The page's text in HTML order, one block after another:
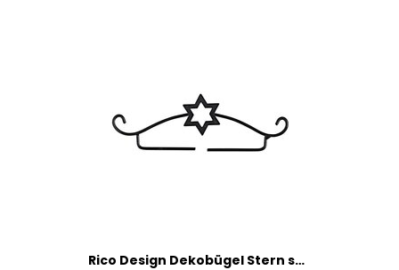
Rico Design Dekobügel Stern schwarz 11cm